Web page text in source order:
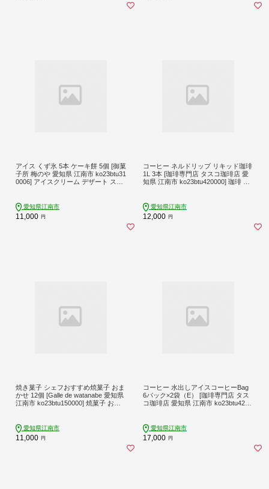
アイス くず氷 5本 ケーキ餅 5個 [御菓
子所 梅のや 愛知県 江南市 ko23btu31
0006] アイスクリーム デザート スイ
愛知県江南市
11,000 円
コーヒー ネルドリップ リキッド珈琲
1L 3本 [珈琲専門店 タスコ珈琲店 愛
知県 江南市 ko23btu420000] 珈琲 無
愛知県江南市
12,000 円
焼き菓子 シェフおすすめ焼菓子 おま
かせ 12個 [Galle de watanabe 愛知県
江南市 ko23btu150000] 焼菓子 お菓
愛知県江南市
11,000 円
コーヒー 水出しアイスコーヒーBag
6パック×2袋（E） [珈琲専門店 タス
コ珈琲店 愛知県 江南市 ko23btu4200
愛知県江南市
17,000 円